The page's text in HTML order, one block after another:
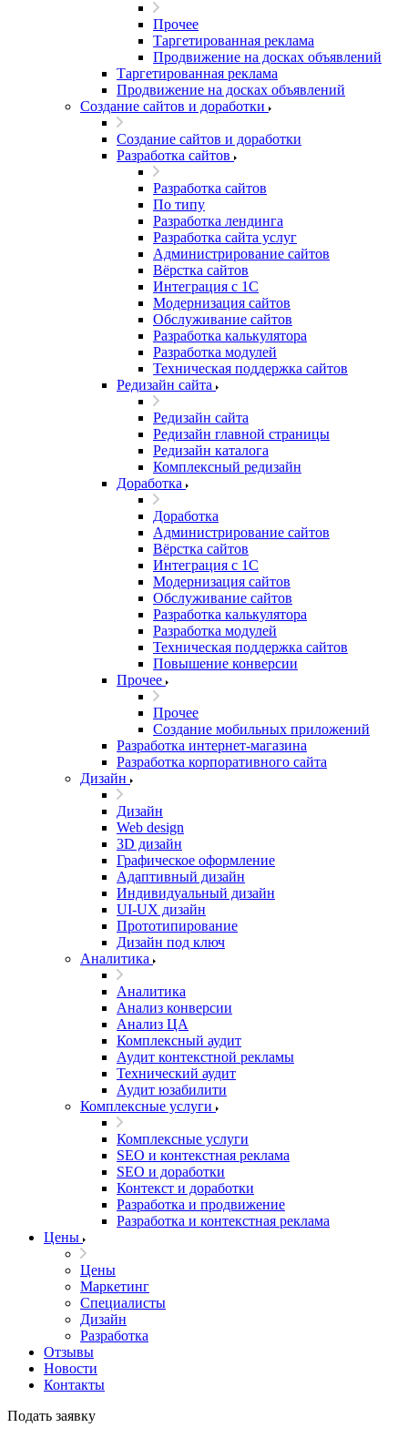
Прочее
Таргетированная реклама
Продвижение на досках объявлений
Таргетированная реклама
Продвижение на досках объявлений
Создание сайтов и доработки
Создание сайтов и доработки
Разработка сайтов
Разработка сайтов
По типу
Разработка лендинга
Разработка сайта услуг
Администрирование сайтов
Вёрстка сайтов
Интеграция с 1С
Модернизация сайтов
Обслуживание сайтов
Разработка калькулятора
Разработка модулей
Техническая поддержка сайтов
Редизайн сайта
Редизайн сайта
Редизайн главной страницы
Редизайн каталога
Комплексный редизайн
Доработка
Доработка
Администрирование сайтов
Вёрстка сайтов
Интеграция с 1С
Модернизация сайтов
Обслуживание сайтов
Разработка калькулятора
Разработка модулей
Техническая поддержка сайтов
Повышение конверсии
Прочее
Прочее
Создание мобильных приложений
Разработка интернет-магазина
Разработка корпоративного сайта
Дизайн
Дизайн
Web design
3D дизайн
Графическое оформление
Адаптивный дизайн
Индивидуальный дизайн
UI‑UX дизайн
Прототипирование
Дизайн под ключ
Аналитика
Аналитика
Анализ конверсии
Анализ ЦА
Комплексный аудит
Аудит контекстной рекламы
Технический аудит
Аудит юзабилити
Комплексные услуги
Комплексные услуги
SEO и контекстная реклама
SEO и доработки
Контекст и доработки
Разработка и продвижение
Разработка и контекстная реклама
Цены
Цены
Маркетинг
Специалисты
Дизайн
Разработка
Отзывы
Новости
Контакты
Подать заявку